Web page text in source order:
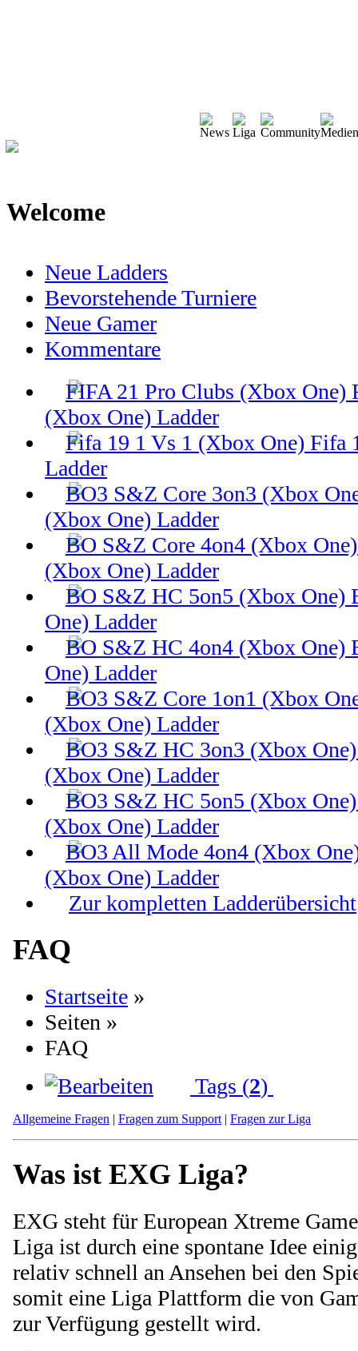
Welcome
Neue Ladders
Bevorstehende Turniere
Neue Gamer
Kommentare
(Xbox One) Ladder
Fifa
Ladder
(Xbox One) Ladder
(Xbox One) Ladder
One) Ladder
One) Ladder
(Xbox One) Ladder
(Xbox One) Ladder
(Xbox One) Ladder
(Xbox One) Ladder
Zur kompletten Ladderübersicht
FAQ
Startseite »
Seiten »
FAQ
Tags (2)
Allgemeine Fragen | Fragen zum Support | Fragen zur Liga
Was ist EXG Liga?
EXG steht für European Xtreme
Liga ist durch eine spontane Idee
relativ schnell an Ansehen bei den
somit eine Liga Plattform die von
zur Verfügung gestellt wird.